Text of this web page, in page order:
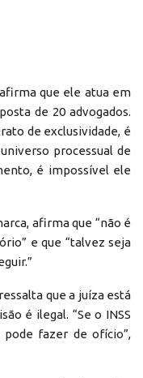
que ele atua em
de 20 advogados.
de exclusividade, é
processual de
é impossível ele
afirma que “não é
e que “talvez seja
que a juíza está
é ilegal. “Se o INSS
fazer de ofício”,